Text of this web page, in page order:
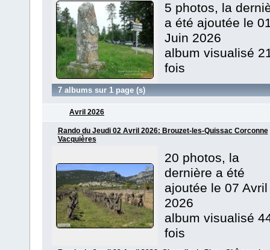
5 photos, la
a été ajoutée le
Juin 2026
album visualisé
fois
7 albums sur 1 page (s)
Avril 2026
Rando du Jeudi 02 Avril 2026: Brouzet-les-Quissac Corconne
Vacquières
20 photos, la
dernière a été
ajoutée le 07 Avril
2026
album visualisé
fois